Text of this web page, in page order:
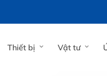
Thiết bị Vật tư